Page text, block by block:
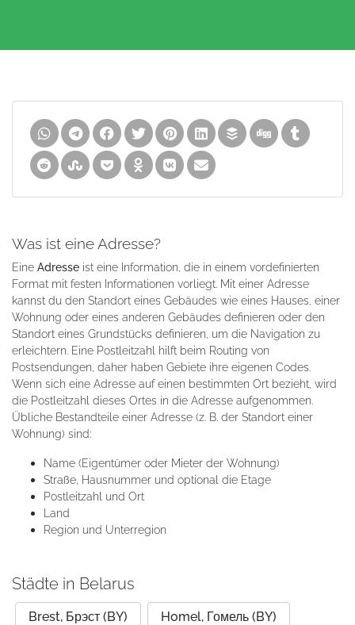
Was ist eine Adresse?
Eine Adresse ist eine Information, die in einem vordefinierten
Format mit festen Informationen vorliegt. Mit einer Adresse
kannst du den Standort eines Gebäudes wie eines Hauses, einer
Wohnung oder eines anderen Gebäudes definieren oder den
Standort eines Grundstücks definieren, um die Navigation zu
erleichtern. Eine Postleitzahl hilft beim Routing von
Postsendungen, daher haben Gebiete ihre eigenen Codes.
Wenn sich eine Adresse auf einen bestimmten Ort bezieht, wird
die Postleitzahl dieses Ortes in die Adresse aufgenommen.
Übliche Bestandteile einer Adresse (z. B. der Standort einer
Wohnung) sind:
Name (Eigentümer oder Mieter der Wohnung)
Straße, Hausnummer und optional die Etage
Postleitzahl und Ort
Land
Region und Unterregion
Städte in Belarus
Brest, Брэст (BY) Homel, Гомель (BY)